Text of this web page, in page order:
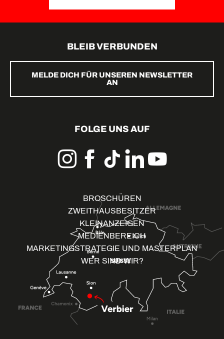
BLEIB VERBUNDEN
MELDE DICH FÜR UNSEREN NEWSLETTER
AN
FOLGE UNS AUF
BROSCHÜREN
ZWEITHAUSBESITZER
KLEINANZEIGEN
MEDIENBEREICH
MARKETINGSTRATEGIE UND MASTERPLAN
WER SIND WIR?